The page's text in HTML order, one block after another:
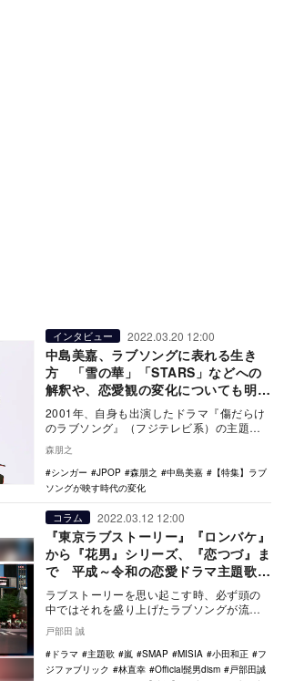
インタビュー 2022.03.20 12:00
中島美嘉、ラブソングに表れる生き
方 「雪の華」「STARS」などへの
解釈や、恋愛観の変化についても明か
す
2001年、自身も出演したドラマ『傷だらけ
のラブソング』（フジテレビ系）の主題歌
「STARS」でデビューした中島美嘉。その
後も「…
森朋之
シンガー
JPOP 森朋之 中島美嘉
【特集】ラブ
ソングが映す時代の変化
コラム 2022.03.12 12:00
『東京ラブストーリー』『ロンバケ』
から『花男』シリーズ、『恋つづ』ま
で 平成～令和の恋愛ドラマ主題歌の
共通点
ラブストーリーを思い起こす時、必ず頭の
中ではそれを盛り上げたラブソングが流れ
るはずだ。恋愛ドラマにラブソングは欠か
せない。そこで…
戸部田 誠
ドラマ
主題歌 嵐 SMAP MISIA 小田和正
フ
ジファブリック
林直幸 Official髭男dism
戸部田誠